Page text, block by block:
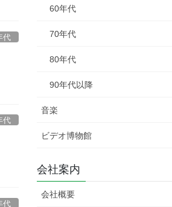
代
代
代
60年代
70年代
80年代
90年代以降
音楽
ビデオ博物館
会社案内
会社概要